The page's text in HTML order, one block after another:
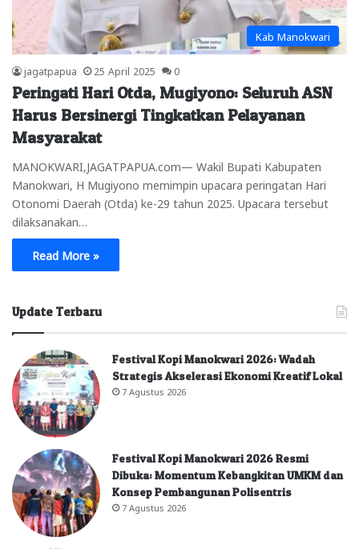
Kab Manokwari
jagatpapua 25 April 2025 0
Peringati Hari Otda, Mugiyono: Seluruh ASN
Harus Bersinergi Tingkatkan Pelayanan
Masyarakat
MANOKWARI,JAGATPAPUA.com— Wakil Bupati Kabupaten
Manokwari, H Mugiyono memimpin upacara peringatan Hari
Otonomi Daerah (Otda) ke-29 tahun 2025. Upacara tersebut
dilaksanakan…
Read More »
Update Terbaru
Festival Kopi Manokwari 2026: Wadah
Strategis Akselerasi Ekonomi Kreatif Lokal
7 Agustus 2026
Festival Kopi Manokwari 2026 Resmi
Dibuka: Momentum Kebangkitan UMKM dan
Konsep Pembangunan Polisentris
7 Agustus 2026